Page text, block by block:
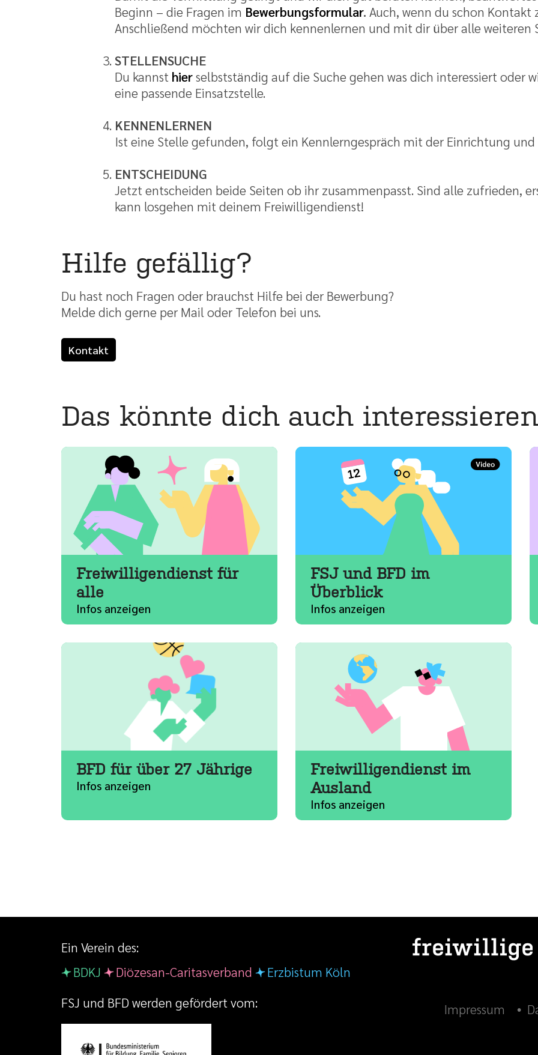
Beginn – die Fragen im Bewerbungsformular. Auch, wenn du schon Kontakt
Anschließend möchten wir dich kennenlernen und mit dir über alle weiteren
STELLENSUCHE
Du kannst hierselbstständig auf die Suche gehen was dich interessiert oder
eine passende Einsatzstelle.
KENNENLERNEN
Ist eine Stelle gefunden, folgt ein Kennlerngespräch mit der Einrichtung
ENTSCHEIDUNG
Jetzt entscheiden beide Seiten ob ihr zusammenpasst. Sind alle zufrieden,
kann losgehen mit deinem Freiwilligendienst!
Hilfe gefällig?
Du hast noch Fragen oder brauchst Hilfe bei der Bewerbung?
Melde dich gerne per Mail oder Telefon bei uns.
Kontakt
Das könnte dich auch
Freiwilligendienst für
alle
Infos anzeigen
FSJ und BFD im
Überblick
Infos anzeigen
BFD für über 27 Jährige
Infos anzeigen
Freiwilligendienst im
Ausland
Infos anzeigen
Ein Verein des:
BDKJ
Diözesan-Caritasverband
Erzbistum Köln
FSJ und BFD werden gefördert vom:
Impressum